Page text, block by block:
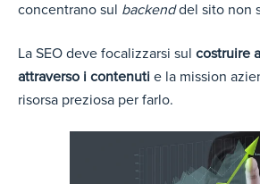
concentrano sul backenddel sito non
La SEO deve focalizzarsi sul costruire
attraverso i contenuti e la mission
risorsa preziosa per farlo.